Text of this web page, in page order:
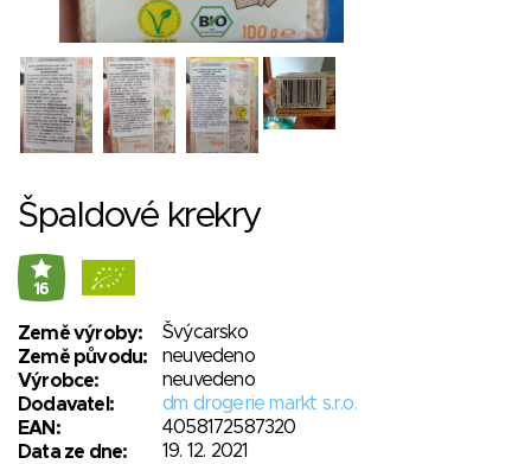
Špaldové krekry
16
Země výroby:
Švýcarsko
Země původu:
neuvedeno
Výrobce:
neuvedeno
Dodavatel:
dm drogerie markt s.r.o.
EAN:
4058172587320
Data ze dne:
19. 12. 2021